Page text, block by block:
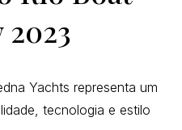
2023
Yachts representa um
tecnologia e estilo